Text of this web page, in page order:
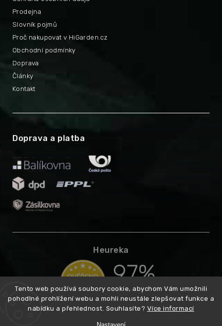
Tento web používá soubory cookie, abychom Vám umožnili
pohodlné prohlížení webu a mohli neustále zlepšovat funkce a
nabídku a přehlednost. Souhlasíte? Více informací
Proč nakupovat v HiGarden.cz
Obchodní podmínky
Doprava
Prodejna
Články
Slovník pojmů
Kontakt
Doprava a platba
Heureka